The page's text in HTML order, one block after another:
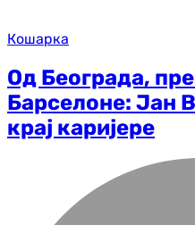
Кошарка
Од Београда,
Барселоне: Јан
крај каријере